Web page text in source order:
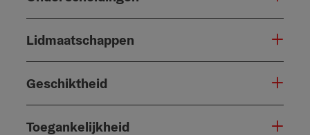
Lidmaatschappen
Geschiktheid
Toegankelijkheid